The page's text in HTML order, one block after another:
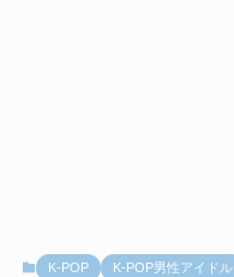
K-POP K-POP男性アイドル